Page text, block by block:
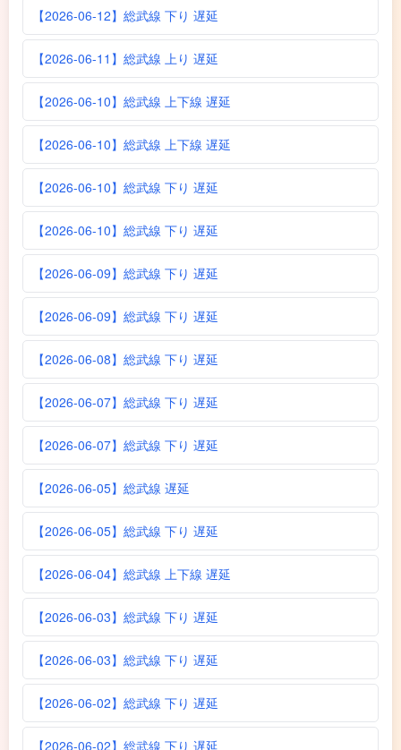
【2026-06-12】総武線 下り 遅延
【2026-06-11】総武線 上り 遅延
【2026-06-10】総武線 上下線 遅延
【2026-06-10】総武線 上下線 遅延
【2026-06-10】総武線 下り 遅延
【2026-06-10】総武線 下り 遅延
【2026-06-09】総武線 下り 遅延
【2026-06-09】総武線 下り 遅延
【2026-06-08】総武線 下り 遅延
【2026-06-07】総武線 下り 遅延
【2026-06-07】総武線 下り 遅延
【2026-06-05】総武線 遅延
【2026-06-05】総武線 下り 遅延
【2026-06-04】総武線 上下線 遅延
【2026-06-03】総武線 下り 遅延
【2026-06-03】総武線 下り 遅延
【2026-06-02】総武線 下り 遅延
【2026-06-02】総武線 下り 遅延